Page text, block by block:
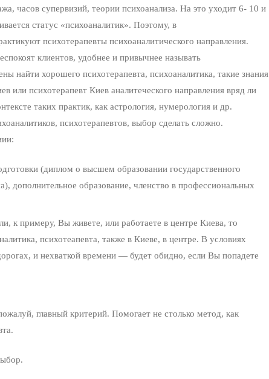
часов супервизий, теории психоанализа. На это уходит 6- 10 и
статус «психоаналитик». Поэтому, в
психотерапевты психоаналитического направления.
клиентов, удобнее и привычнее называть
найти хорошего психотерапевта, психоаналитика, такие знания
или психотерапевт Киев аналитеческого направления вряд ли
таких практик, как астрология, нумерология и др.
психотерапевтов, выбор сделать сложно.
(диплом о высшем образовании государственного
дополнительное образование, членство в профессиональных
к примеру, Вы живете, или работаете в центре Киева, то
психотеапевта, также в Киеве, в центре. В условиях
и нехваткой времени — будет обидно, если Вы попадете
главный критерий. Помогает не столько метод, как